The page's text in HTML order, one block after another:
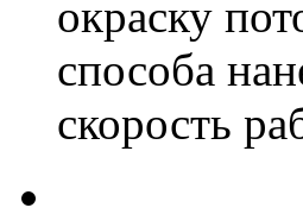
окраску
способа
скорость